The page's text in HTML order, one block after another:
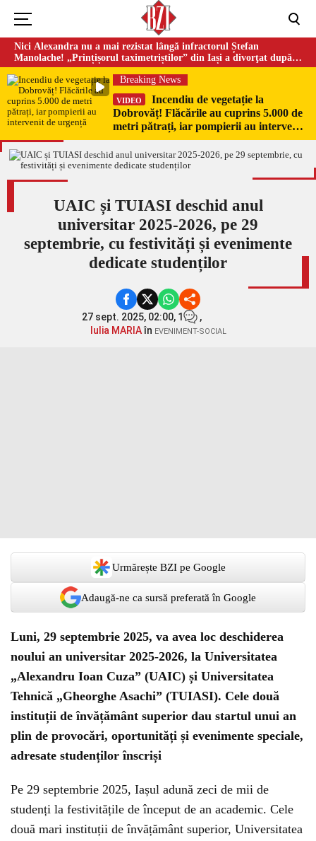
Nici Alexandra nu a mai rezistat lângă infractorul Ștefan
Manolache! „Prințișorul taximetriștilor” din Iași a divorţat după
doi ani de căsnicie
Breaking News
VIDEO
Incendiu de vegetație la
Dobrovăț! Flăcările au cuprins 5.000 de
metri pătrați, iar pompierii au intervenit
de urgență
UAIC și TUIASI deschid anul
universitar 2025-2026, pe 29
septembrie, cu festivități și evenimente
dedicate studenților
27 sept. 2025, 02:00, 1
,
Iulia MARIAîn EVENIMENT-SOCIAL
Urmărește BZI pe Google
Adaugă-ne ca sursă preferată în Google
Luni, 29 septembrie 2025, va avea loc deschiderea
noului an universitar 2025-2026, la Universitatea
„Alexandru Ioan Cuza” (UAIC) și Universitatea
Tehnică „Gheorghe Asachi” (TUIASI). Cele două
instituții de învățământ superior dau startul unui an
plin de provocări, oportunități și evenimente speciale,
adresate studenților înscriși
Pe 29 septembrie 2025, Iașul adună zeci de mii de
studenți la festivitățile de început de an academic. Cele
două mari instituții de învățământ superior, Universitatea